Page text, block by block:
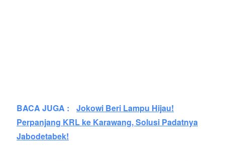
BACA JUGA :
Jokowi Beri Lampu Hijau!
Perpanjang KRL ke Karawang, Solusi Padatnya
Jabodetabek!